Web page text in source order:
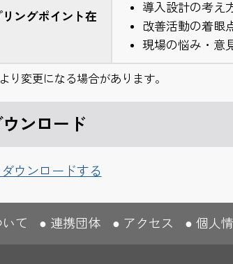
ングポイント在
導入設計の考え
改善活動の着眼
現場の悩み・意
り変更になる場合があります。
ンロード
ウンロードする
て 連携団体 アクセス 個人